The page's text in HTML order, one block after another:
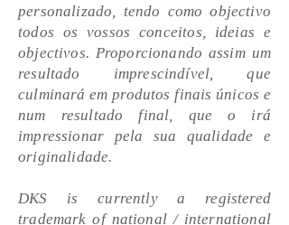
personalizado, tendo como objectivo
todos os vossos conceitos, ideias e
objectivos. Proporcionando assim um
resultado imprescindível, que
culminará em produtos finais únicos e
num resultado final, que o irá
impressionar pela sua qualidade e
originalidade.
DKS is currently a registered
trademark of national / international